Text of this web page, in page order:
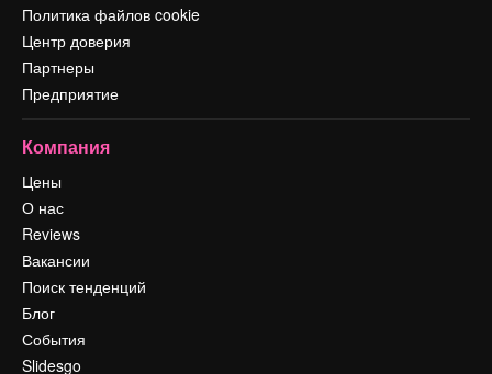
Политика файлов cookie
Центр доверия
Партнеры
Предприятие
Компания
Цены
О нас
Reviews
Вакансии
Поиск тенденций
Блог
События
Slidesgo